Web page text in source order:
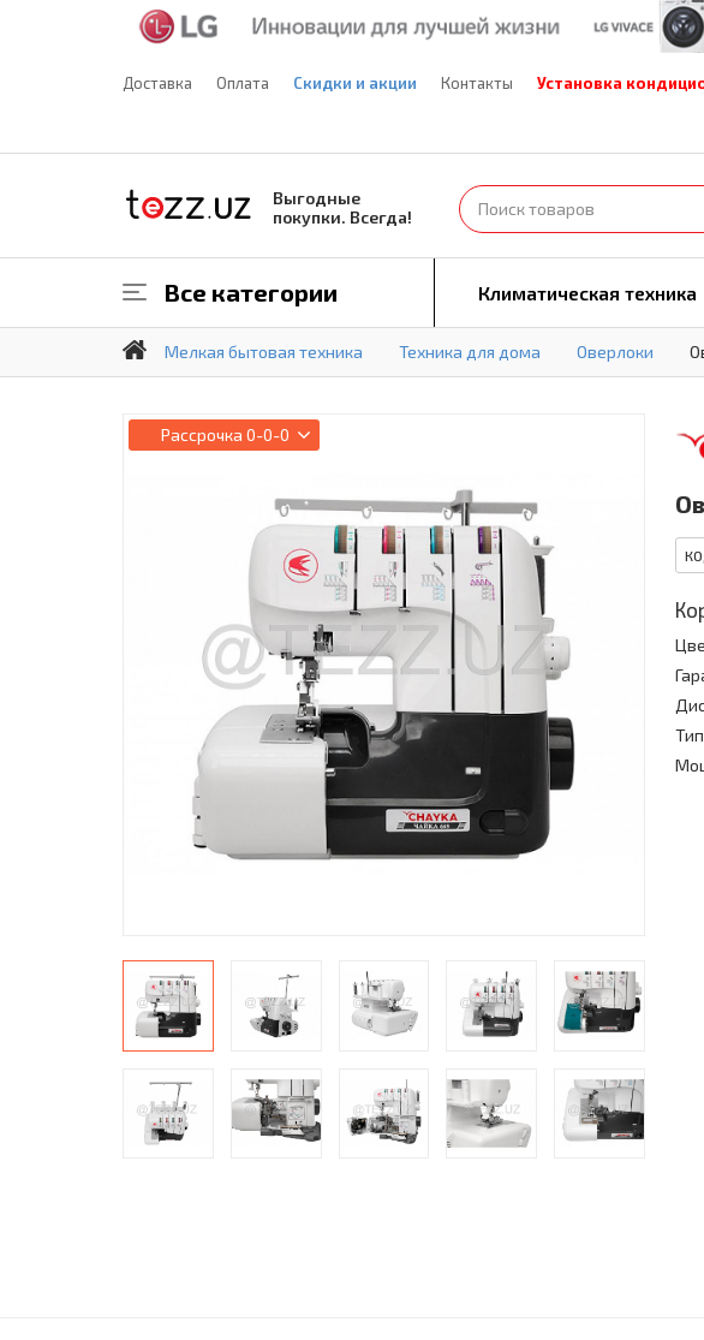
Доставка Оплата Скидки и акции Контакты Установка
Выгодные
покупки. Всегда!
Все категории Климатическая техника
Мелкая бытовая техника Техника для дома Оверлоки
Рассрочка 0-0-0